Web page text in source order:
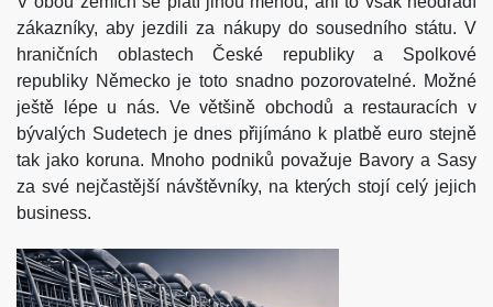
zákazníky, aby jezdili za nákupy do sousedního státu. V
hraničních oblastech České republiky a Spolkové
republiky Německo je toto snadno pozorovatelné. Možné
ještě lépe u nás. Ve většině obchodů a restauracích v
bývalých Sudetech je dnes přijímáno k platbě euro stejně
tak jako koruna. Mnoho podniků považuje Bavory a Sasy
za své nejčastější návštěvníky, na kterých stojí celý jejich
business.